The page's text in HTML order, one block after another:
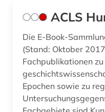
conrad gessner (1)
côte divoire (1)
darfur (1)
deinard (1)
ACLS
Die E-Book-
(Stand: Oktober
Fachpublikationen
Epochen sowie zu